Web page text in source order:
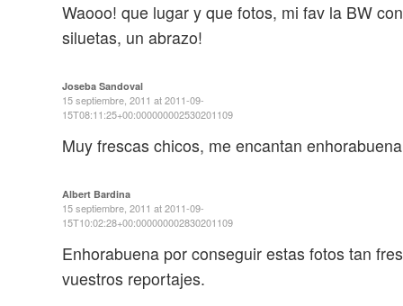
Waooo! que lugar y que fotos, mi fav la BW
siluetas, un abrazo!
Joseba Sandoval
15 septiembre, 2011 at 2011-09-
15T08:11:25+00:000000002530201109
Muy frescas chicos, me encantan
Albert Bardina
15 septiembre, 2011 at 2011-09-
15T10:02:28+00:000000002830201109
Enhorabuena por conseguir estas fotos tan
vuestros reportajes.